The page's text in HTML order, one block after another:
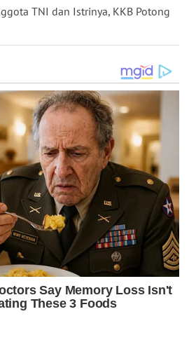
TNI dan Istrinya, KKB Potong